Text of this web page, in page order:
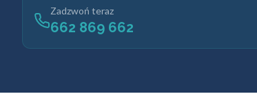
Zadzwoń teraz
662 869 662